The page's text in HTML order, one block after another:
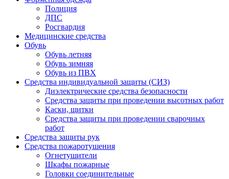
Полиция
ДПС
Росгвардия
Медицинские средства
Обувь
Обувь летняя
Обувь зимняя
Обувь из ПВХ
Средства индивидуальной защиты (СИЗ)
Диэлектрические средства безопасности
Средства защиты при проведении высотных работ
Каски, щитки
Средства защиты при проведении сварочных
работ
Средства защиты рук
Средства пожаротушения
Огнетушители
Шкафы пожарные
Головки соединительные